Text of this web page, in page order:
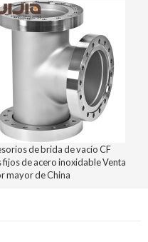
de brida de vacío CF
fijos de acero inoxidable Venta
mayor de China